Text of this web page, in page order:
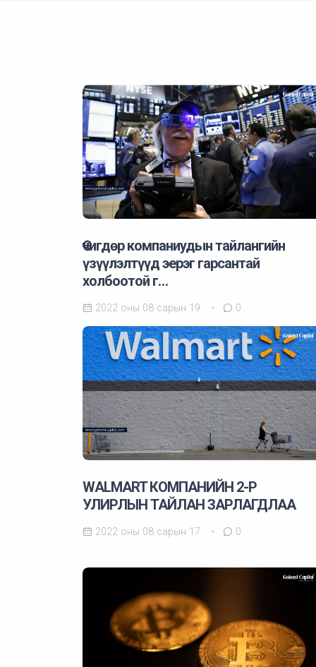
Өчигдөр компаниудын тайлангийн
үзүүлэлтүүд эерэг гарсантай
холбоотой г…
2022 оны 08 сарын 19 0
WALMART КОМПАНИЙН 2-Р
УЛИРЛЫН ТАЙЛАН ЗАРЛАГДЛАА
2022 оны 08 сарын 17 0